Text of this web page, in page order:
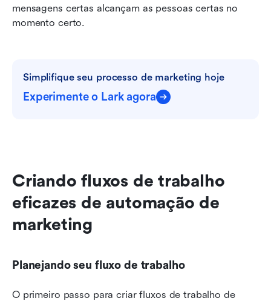
mensagens certas alcançam as pessoas certas no
momento certo.
Simplifique seu processo de marketing hoje
Experimente o Lark agora
Criando fluxos de trabalho
eficazes de automação de
marketing
Planejando seu fluxo de trabalho
O primeiro passo para criar fluxos de trabalho de